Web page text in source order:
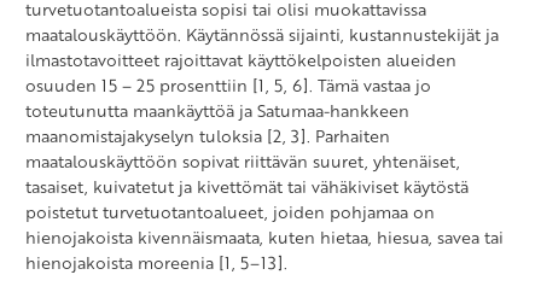
turvetuotantoalueista sopisi tai olisi muokattavissa
maatalouskäyttöön. Käytännössä sijainti, kustannustekijät ja
ilmastotavoitteet rajoittavat käyttökelpoisten alueiden
osuuden 15 – 25 prosenttiin [1, 5, 6]. Tämä vastaa jo
toteutunutta maankäyttöä ja Satumaa-hankkeen
maanomistajakyselyn tuloksia [2, 3]. Parhaiten
maatalouskäyttöön sopivat riittävän suuret, yhtenäiset,
tasaiset, kuivatetut ja kivettömät tai vähäkiviset käytöstä
poistetut turvetuotantoalueet, joiden pohjamaa on
hienojakoista kivennäismaata, kuten hietaa, hiesua, savea tai
hienojakoista moreenia [1, 5–13].